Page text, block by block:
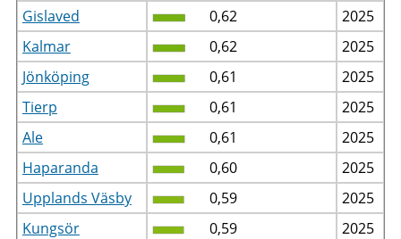
Gislaved 0,62
2025
Kalmar
0,62
2025
Jönköping
0,61
2025
Tierp
0,61
2025
Ale
0,61
2025
Haparanda
0,60
2025
Upplands Väsby
0,59
2025
Kungsör
0,59
2025